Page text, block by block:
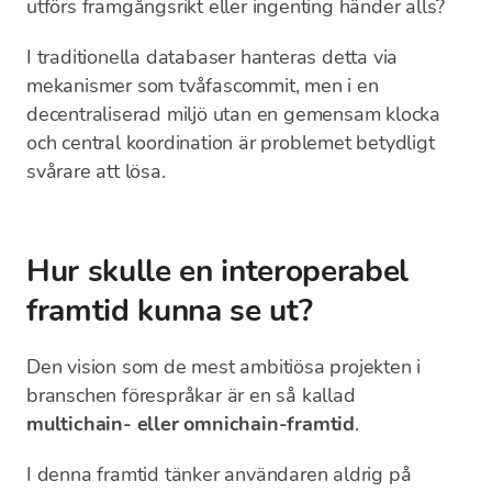
utförs framgångsrikt eller ingenting händer alls?
I traditionella databaser hanteras detta via
mekanismer som tvåfascommit, men i en
decentraliserad miljö utan en gemensam klocka
och central koordination är problemet betydligt
svårare att lösa.
Hur skulle en interoperabel
framtid kunna se ut?
Den vision som de mest ambitiösa projekten i
branschen förespråkar är en så kallad
multichain- eller omnichain-framtid.
I denna framtid tänker användaren aldrig på